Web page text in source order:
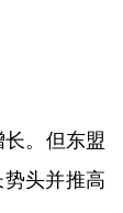
。但东盟
头并推高